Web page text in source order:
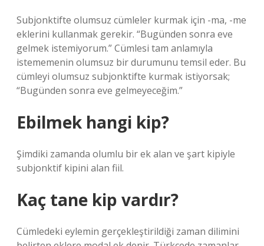
Subjonktifte olumsuz cümleler kurmak için -ma, -me
eklerini kullanmak gerekir. “Bugünden sonra eve
gelmek istemiyorum.” Cümlesi tam anlamıyla
istememenin olumsuz bir durumunu temsil eder. Bu
cümleyi olumsuz subjonktifte kurmak istiyorsak;
“Bugünden sonra eve gelmeyeceğim.”
Ebilmek hangi kip?
Şimdiki zamanda olumlu bir ek alan ve şart kipiyle
subjonktif kipini alan fiil.
Kaç tane kip vardır?
Cümledeki eylemin gerçekleştirildiği zaman dilimini